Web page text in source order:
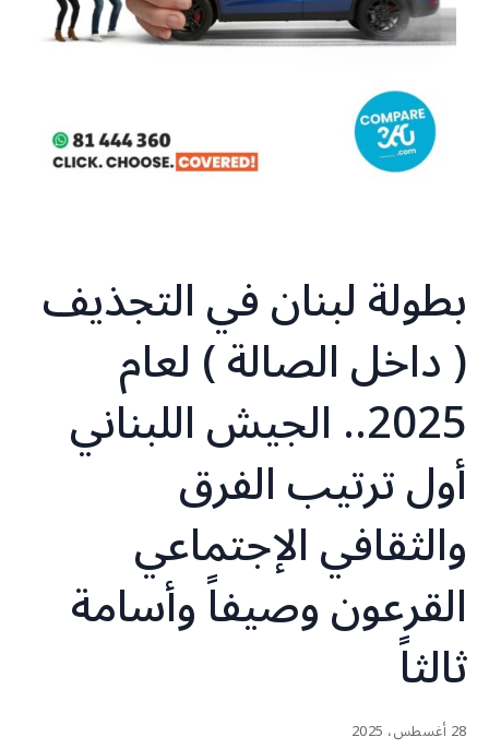
بطولة لبنان في التجذيف
( داخل الصالة ) لعام
2025.. الجيش اللبناني
أول ترتيب الفرق
والثقافي الإجتماعي
القرعون وصيفاً وأسامة
ثالثاً
28 أغسطس، 2025